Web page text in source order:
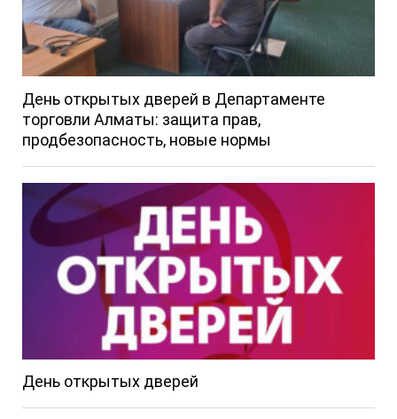
День открытых дверей в Департаменте
торговли Алматы: защита прав,
продбезопасность, новые нормы
День открытых дверей